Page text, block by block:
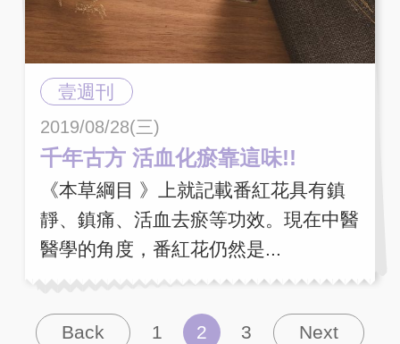
壹週刊
2019/08/28(三)
千年古方 活血化瘀靠這味!!
《本草綱目 》上就記載番紅花具有鎮
靜、鎮痛、活血去瘀等功效。現在中醫
醫學的角度，番紅花仍然是...
Back 1 2 3 Next